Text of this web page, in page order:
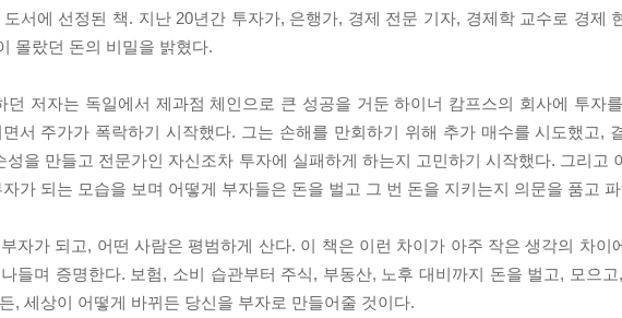
서에 선정된 책. 지난 20년간 투자가, 은행가, 경제 전문 기자, 경제학 교수로 경제
몰랐던 돈의 비밀을 밝혔다.
던 저자는 독일에서 제과점 체인으로 큰 성공을 거둔 하이너 캄프스의 회사에 투자
서 주가가 폭락하기 시작했다. 그는 손해를 만회하기 위해 추가 매수를 시도했고,
성을 만들고 전문가인 자신조차 투자에 실패하게 하는지 고민하기 시작했다. 그리고
가 되는 모습을 보며 어떻게 부자들은 돈을 벌고 그 번 돈을 지키는지 의문을 품고
자가 되고, 어떤 사람은 평범하게 산다. 이 책은 이런 차이가 아주 작은 생각의 차이
들며 증명한다. 보험, 소비 습관부터 주식, 부동산, 노후 대비까지 돈을 벌고, 모으
, 세상이 어떻게 바뀌든 당신을 부자로 만들어줄 것이다.